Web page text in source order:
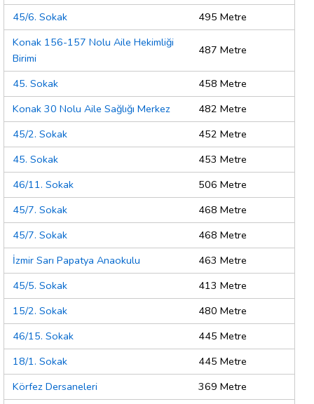
45/6. Sokak
495 Metre
Konak 156-157 Nolu Aile Hekimliği
Birimi
487 Metre
45. Sokak
458 Metre
Konak 30 Nolu Aile Sağlığı Merkez
482 Metre
45/2. Sokak
452 Metre
45. Sokak
453 Metre
46/11. Sokak
506 Metre
45/7. Sokak
468 Metre
45/7. Sokak
468 Metre
İzmir Sarı Papatya Anaokulu
463 Metre
45/5. Sokak
413 Metre
15/2. Sokak
480 Metre
46/15. Sokak
445 Metre
18/1. Sokak
445 Metre
Körfez Dersaneleri
369 Metre